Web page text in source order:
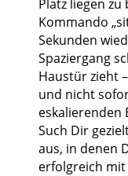
Platz liegen
Kommando
Sekunden
Spaziergang
Haustür zieht
und nicht
eskalierenden
Such Dir
aus, in denen
erfolgreich